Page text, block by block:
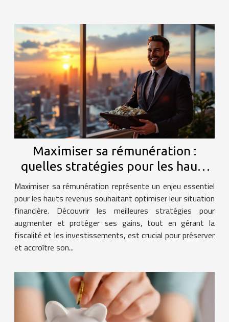
Maximiser sa rémunération :
quelles stratégies pour les hauts
revenus ?
Maximiser sa rémunération représente un enjeu essentiel
pour les hauts revenus souhaitant optimiser leur situation
financière. Découvrir les meilleures stratégies pour
augmenter et protéger ses gains, tout en gérant la
fiscalité et les investissements, est crucial pour préserver
et accroître son...